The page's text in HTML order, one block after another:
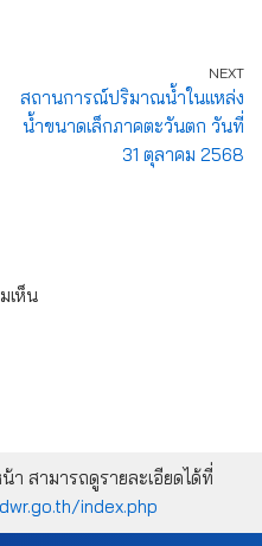
NEXT
สถานการณ์ปริมาณน้ำในแหล่ง
น้ำขนาดเล็กภาคตะวันตก วันที่
31 ตุลาคม 2568
เห็น
สามารถดูรายละเอียดได้ที่
index.php